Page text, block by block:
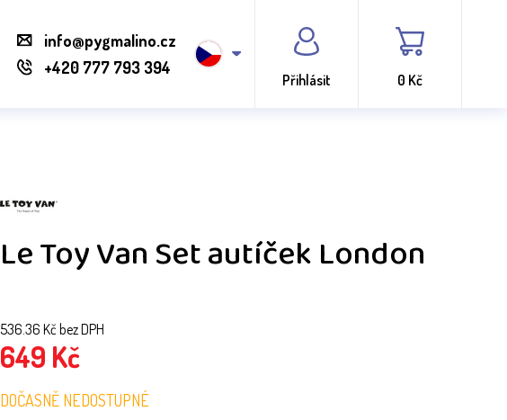
info@pygmalino.cz
+420 777 793 394
Přihlásit 0 Kč
Le Toy Van Set autíček London
536.36 Kč bez DPH
649 Kč
DOČASNĚ NEDOSTUPNÉ